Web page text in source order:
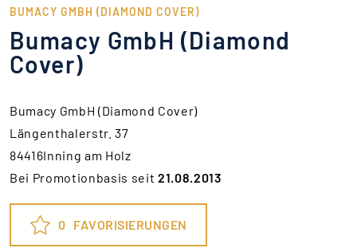
BUMACY GMBH (DIAMOND COVER)
Bumacy GmbH (Diamond
Cover)
Bumacy GmbH (Diamond Cover)
Längenthalerstr. 37
84416Inning am Holz
Bei Promotionbasis seit21.08.2013
0 FAVORISIERUNGEN